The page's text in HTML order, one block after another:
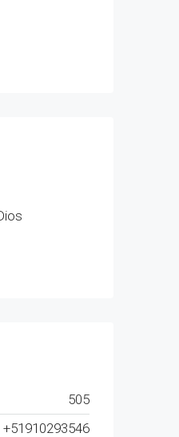
505
+51910293546